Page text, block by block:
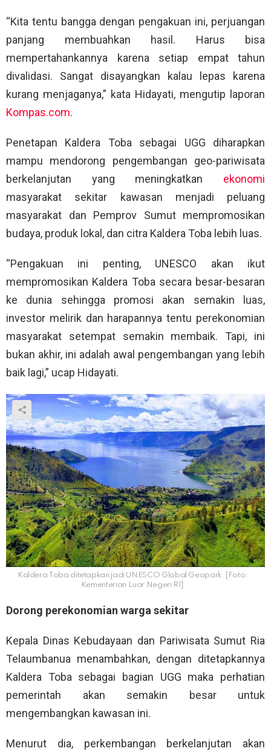
“Kita tentu bangga dengan pengakuan ini, perjuangan
panjang membuahkan hasil. Harus bisa
mempertahankannya karena setiap empat tahun
divalidasi. Sangat disayangkan kalau lepas karena
kurang menjaganya,” kata Hidayati, mengutip laporan
Kompas.com.
Penetapan Kaldera Toba sebagai UGG diharapkan
mampu mendorong pengembangan geo-pariwisata
berkelanjutan yang meningkatkan ekonomi
masyarakat sekitar kawasan menjadi peluang
masyarakat dan Pemprov Sumut mempromosikan
budaya, produk lokal, dan citra Kaldera Toba lebih luas.
“Pengakuan ini penting, UNESCO akan ikut
mempromosikan Kaldera Toba secara besar-besaran
ke dunia sehingga promosi akan semakin luas,
investor melirik dan harapannya tentu perekonomian
masyarakat setempat semakin membaik. Tapi, ini
bukan akhir, ini adalah awal pengembangan yang lebih
baik lagi,” ucap Hidayati.
Kaldera Toba ditetapkan jadi UNESCO Global Geopark. [Foto:
Kementerian Luar Negeri RI]
Dorong perekonomian warga sekitar
Kepala Dinas Kebudayaan dan Pariwisata Sumut Ria
Telaumbanua menambahkan, dengan ditetapkannya
Kaldera Toba sebagai bagian UGG maka perhatian
pemerintah akan semakin besar untuk
mengembangkan kawasan ini.
Menurut dia, perkembangan berkelanjutan akan